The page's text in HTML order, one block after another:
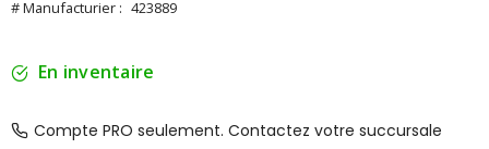
# Manufacturier : 423889
En inventaire
Compte PRO seulement. Contactez votre succursale